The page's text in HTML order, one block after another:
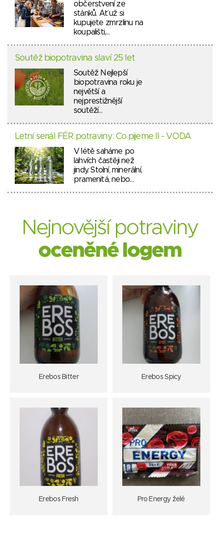
občerstvení ze
stánků. Ať už si
kupujete zmrzlinu na
koupališti,…
Soutěž biopotravina slaví 25 let
Soutěž Nejlepší
biopotravina roku je
největší a
nejprestižnější
soutěží…
Letní seriál FÉR potraviny: Co pijeme II - VODA
V létě saháme po
lahvích častěji než
jindy. Stolní, minerální,
pramenitá, nebo…
Nejnovější potraviny
oceněné logem
Erebos Bitter Erebos Spicy
Erebos Fresh Pro Energy želé